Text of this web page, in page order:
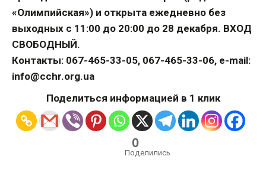
«Олимпийская») и открыта ежедневно без
выходных с 11:00 до 20:00 до 28 декабря. ВХОД
СВОБОДНЫЙ.
Контакты: 067-465-33-05, 067-465-33-06, e-mail:
info@cchr.org.ua
Поделиться информацией в 1 клик
0
Поделились